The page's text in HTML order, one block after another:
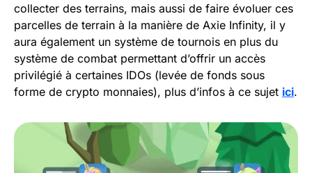
collecter des terrains, mais aussi de faire évoluer ces
parcelles de terrain à la manière de Axie Infinity, il y
aura également un système de tournois en plus du
système de combat permettant d’offrir un accès
privilégié à certaines IDOs (levée de fonds sous
forme de crypto monnaies), plus d’infos à ce sujet ici.